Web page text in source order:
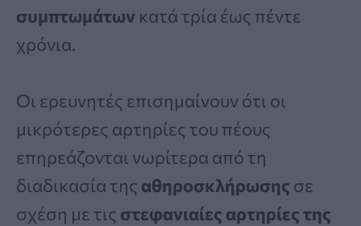
συμπτωμάτων κατά τρία έως πέντε
χρόνια.
Οι ερευνητές επισημαίνουν ότι οι
μικρότερες αρτηρίες του πέους
επηρεάζονται νωρίτερα από τη
διαδικασία της αθηροσκλήρωσης σε
σχέση με τις στεφανιαίες αρτηρίες της